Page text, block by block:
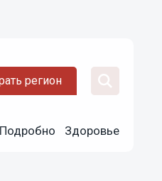
регион
Подробно Здоровье